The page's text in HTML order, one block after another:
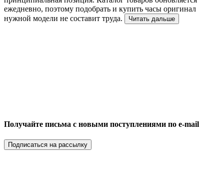
ежедневно, поэтому подобрать и купить часы оригинал
нужной модели не составит труда.
Читать дальше
Получайте письма с новыми поступлениями по e-mail
Подписаться на рассылку